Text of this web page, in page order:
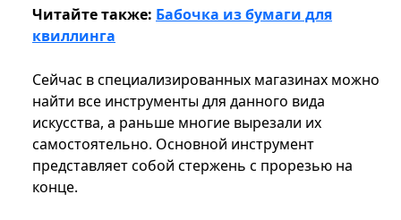
Читайте также: Бабочка из бумаги для
квиллинга
Сейчас в специализированных магазинах можно
найти все инструменты для данного вида
искусства, а раньше многие вырезали их
самостоятельно. Основной инструмент
представляет собой стержень с прорезью на
конце.